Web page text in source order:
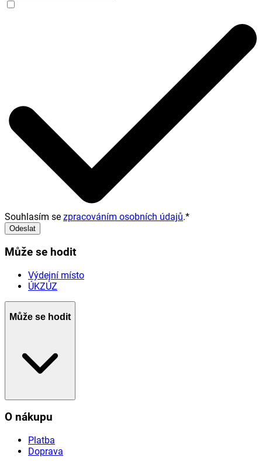
Souhlasím se zpracováním osobních údajů.*
Odeslat
Může se hodit
Výdejní místo
ÚKZÚZ
Může se hodit
O nákupu
Platba
Doprava